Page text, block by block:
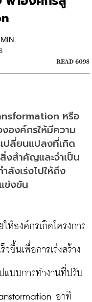
READ 6098
หรือ
องค์กรให้มีความ
ปลี่ยนแปลงที่เกิด
งสำคัญและจำเป็น
งเร่งไปให้ถึง
ข่งขัน
ห้องค์กรเกิดโครงการ
ขึ้นเพื่อการเร่งสร้าง
แบบการทำงานที่ปรับ
อาทิ